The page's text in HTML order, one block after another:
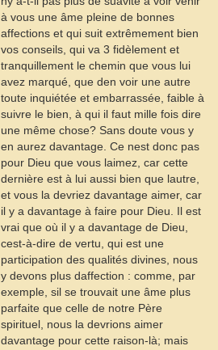
à vous une âme pleine de bonnes
affections et qui suit extrêmement bien
vos conseils, qui va 3 fidèlement et
tranquillement le chemin que vous lui
avez marqué, que den voir une autre
toute inquiétée et embarrassée, faible à
suivre le bien, à qui il faut mille fois dire
une même chose? Sans doute vous y
en aurez davantage. Ce nest donc pas
pour Dieu que vous laimez, car cette
dernière est à lui aussi bien que lautre,
et vous la devriez davantage aimer, car
il y a davantage à faire pour Dieu. Il est
vrai que où il y a davantage de Dieu,
cest-à-dire de vertu, qui est une
participation des qualités divines, nous
y devons plus daffection : comme, par
exemple, sil se trouvait une âme plus
parfaite que celle de notre Père
spirituel, nous la devrions aimer
davantage pour cette raison-là; mais